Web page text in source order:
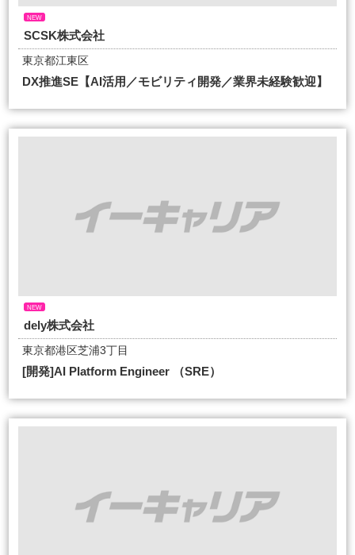
NEW
SCSK株式会社
東京都江東区
DX推進SE【AI活用／モビリティ開発／業界未経験歓迎】
NEW
dely株式会社
東京都港区芝浦3丁目
[開発]AI Platform Engineer （SRE）